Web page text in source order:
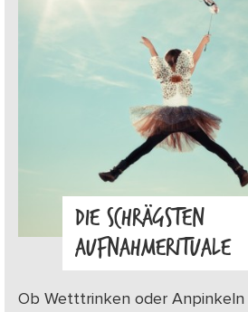
DIE SCHRÄGSTEN
AUFNAHMERITUALE
Ob Wetttrinken oder Anpinkeln